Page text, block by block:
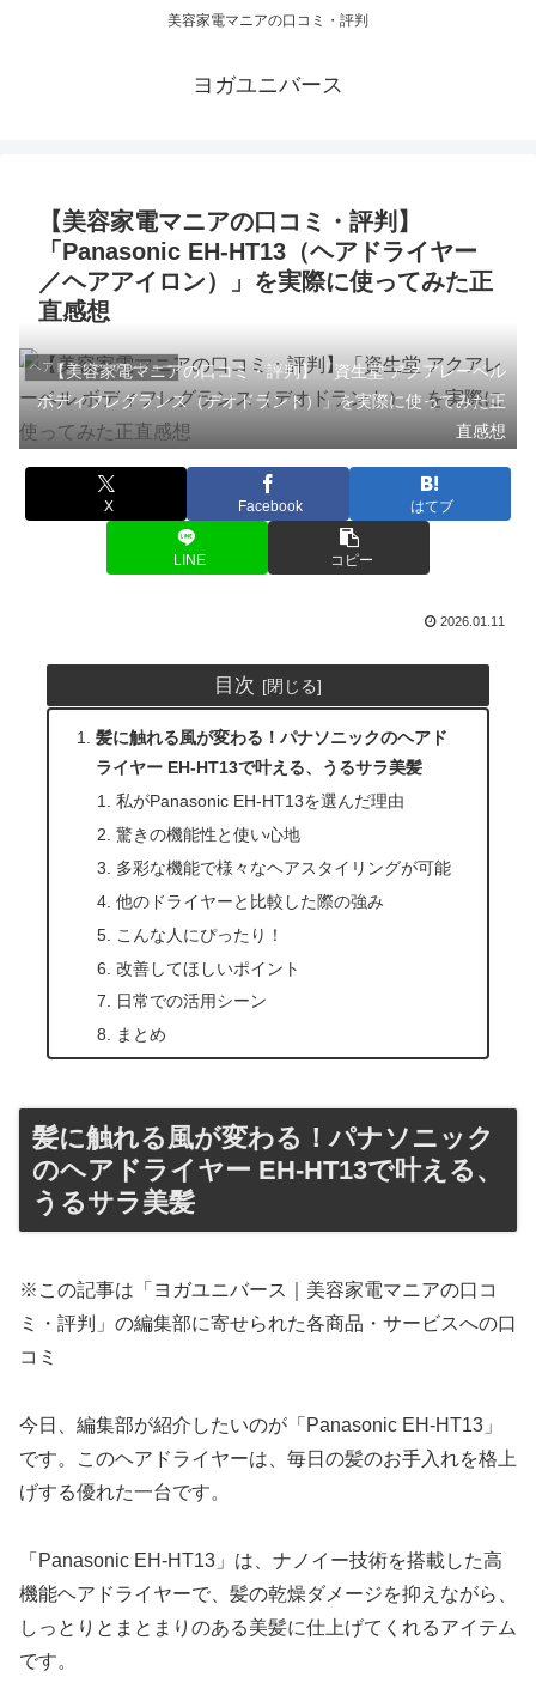
美容家電マニアの口コミ・評判
ヨガユニバース
【美容家電マニアの口コミ・評判】
「Panasonic EH-HT13（ヘアドライヤー
／ヘアアイロン）」を実際に使ってみた正
直感想
ヘアドライヤーのレビュー
【美容家電マニアの口コミ・評判】「資生堂 アクアレーベル
ボディフレグランス（デオドラント）」を実際に使ってみた正
直感想
X Facebook はてブ
LINE コピー
2026.01.11
目次
髪に触れる風が変わる！パナソニックのヘアド
ライヤー EH-HT13で叶える、うるサラ美髪
私がPanasonic EH-HT13を選んだ理由
驚きの機能性と使い心地
多彩な機能で様々なヘアスタイリングが可能
他のドライヤーと比較した際の強み
こんな人にぴったり！
改善してほしいポイント
日常での活用シーン
まとめ
髪に触れる風が変わる！パナソニック
のヘアドライヤー EH-HT13で叶える、
うるサラ美髪
※この記事は「ヨガユニバース｜美容家電マニアの口コ
ミ・評判」の編集部に寄せられた各商品・サービスへの口
コミ
今日、編集部が紹介したいのが「Panasonic EH-HT13」
です。このヘアドライヤーは、毎日の髪のお手入れを格上
げする優れた一台です。
「Panasonic EH-HT13」は、ナノイー技術を搭載した高
機能ヘアドライヤーで、髪の乾燥ダメージを抑えながら、
しっとりとまとまりのある美髪に仕上げてくれるアイテム
です。